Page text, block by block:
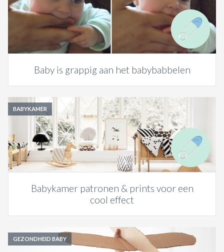
Baby is grappig aan het babybabbelen
BABYKAMER
Babykamer patronen & prints voor een
cool effect
GEZONDHEID BABY